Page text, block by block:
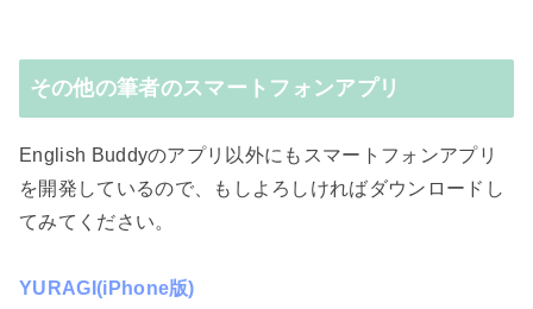
その他の筆者のスマートフォンアプリ
English Buddyのアプリ以外にもスマートフォンアプリ
を開発しているので、もしよろしければダウンロードし
てみてください。
YURAGI(iPhone版)